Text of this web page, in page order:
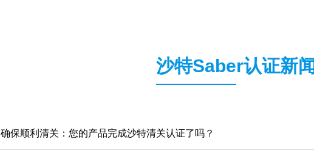
沙特Saber认证新闻
确保顺利清关：您的产品完成沙特清关认证了吗？